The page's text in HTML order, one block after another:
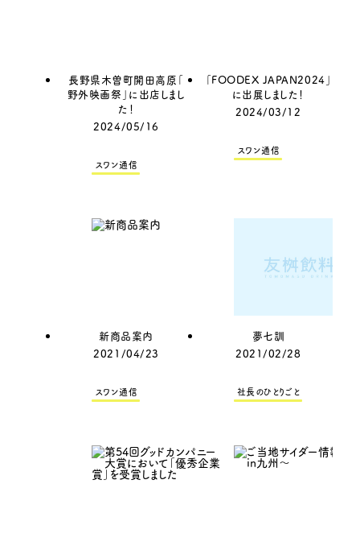
長野県木曽町開田高原「
野外映画祭」に出店しまし
た！
2024/05/16
スワン通信
「FOODEX JAPAN2024」
に出展しました！
2024/03/12
スワン通信
新商品案内
2021/04/23
スワン通信
夢七訓
2021/02/28
社長のひとりごと